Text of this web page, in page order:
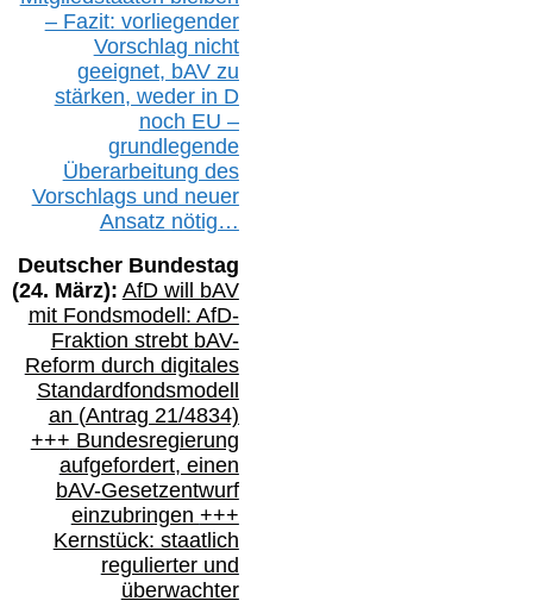
– Fazit: vorliegender
Vorschlag nicht
geeignet, bAVzu
stärken, weder in D
noch EU –
grundlegende
Überarbeitung des
Vorschlags und neuer
Ansatz nötig…
Deutscher Bundestag
(24. März): AfD will bAV
mit Fondsmodell: AfD-
Fraktion strebt bAV-
Reform durch digitales
Standardfondsmodell
an (Antrag 21/4834)
+++ Bundesregierung
aufgefordert, einen
bAV-Gesetzentwurf
einzubringen +++
Kernstück: staatlich
regulierter und
überwachter